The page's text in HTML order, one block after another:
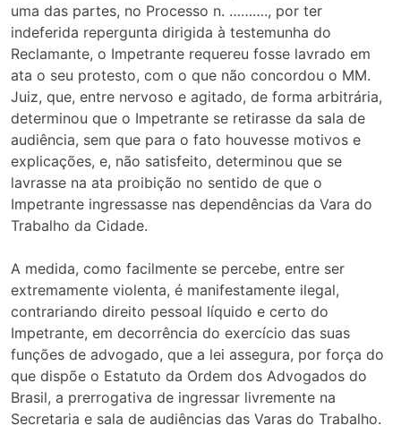
uma das partes, no Processo n. ………., por ter
indeferida repergunta dirigida à testemunha do
Reclamante, o Impetrante requereu fosse lavrado em
ata o seu protesto, com o que não concordou o MM.
Juiz, que, entre nervoso e agitado, de forma arbitrária,
determinou que o Impetrante se retirasse da sala de
audiência, sem que para o fato houvesse motivos e
explicações, e, não satisfeito, determinou que se
lavrasse na ata proibição no sentido de que o
Impetrante ingressasse nas dependências da Vara do
Trabalho da Cidade.
A medida, como facilmente se percebe, entre ser
extremamente violenta, é manifestamente ilegal,
contrariando direito pessoal líquido e certo do
Impetrante, em decorrência do exercício das suas
funções de advogado, que a lei assegura, por força do
que dispõe o Estatuto da Ordem dos Advogados do
Brasil, a prerrogativa de ingressar livremente na
Secretaria e sala de audiências das Varas do Trabalho.